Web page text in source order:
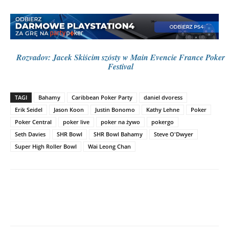
Rozvadov: Jacek Skiścim szósty w Main Evencie France Poker
Festival
TAGI Bahamy Caribbean Poker Party
daniel dvoress
Erik Seidel
Jason Koon Justin Bonomo Kathy Lehne
Poker
Poker Central
poker live poker na żywo
pokergo
Seth Davies
SHR Bowl SHR Bowl Bahamy
Steve O'Dwyer
Super High Roller Bowl
Wai Leong Chan